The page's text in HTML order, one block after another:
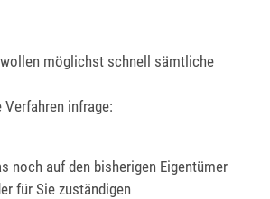
möglichst schnell sämtliche
infrage:
noch auf den bisherigen Eigentümer
für Sie zuständigen